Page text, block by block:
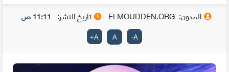
المدون: ELMOUDDEN.ORG تاريخ النشر: 11:11 ص
A
-
A
A
+